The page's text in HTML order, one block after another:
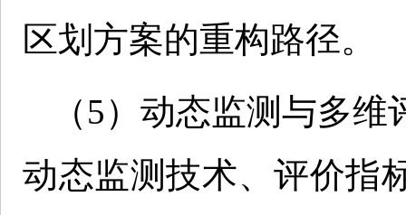
区划方案的重构路径。
（5）动态监测与多
动态监测技术、评价指